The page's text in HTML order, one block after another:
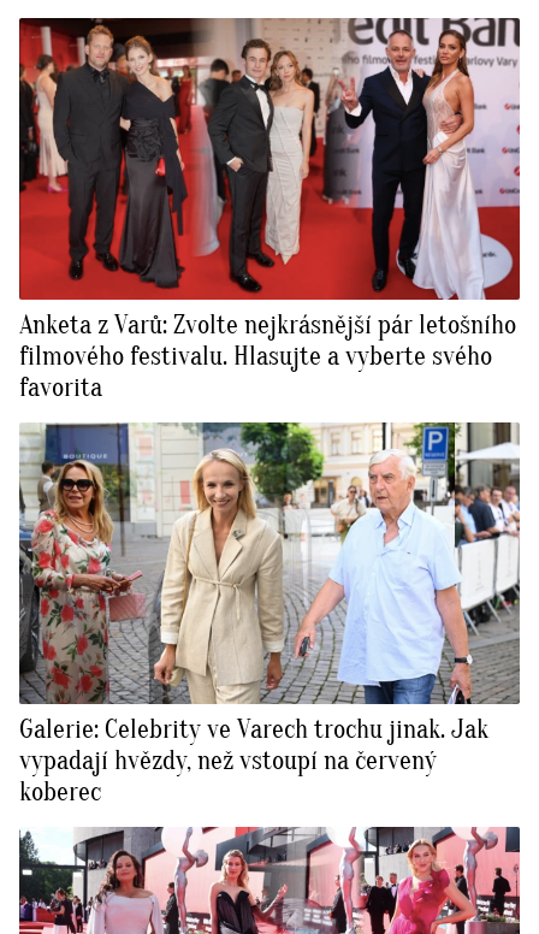
Anketa z Varů: Zvolte nejkrásnější pár letošního
filmového festivalu. Hlasujte a vyberte svého
favorita
Galerie: Celebrity ve Varech trochu jinak. Jak
vypadají hvězdy, než vstoupí na červený
koberec